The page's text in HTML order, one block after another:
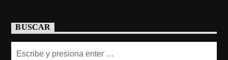
BUSCAR